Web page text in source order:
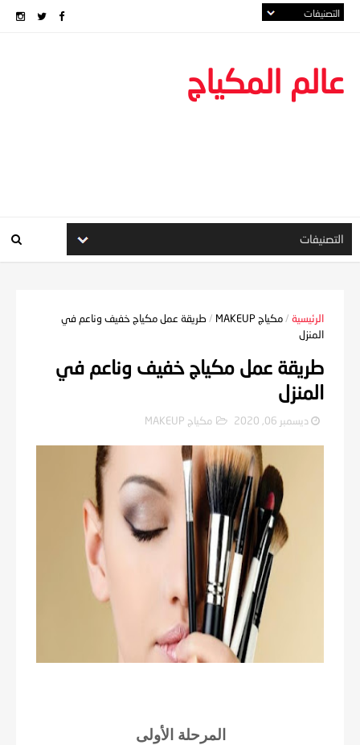
عالم المكياج
الرئيسية / مكياج MAKEUP / طريقة عمل مكياج خفيف وناعم في
المنزل
طريقة عمل مكياج خفيف وناعم في
المنزل
ديسمبر 06, 2020 مكياج MAKEUP
المرحلة الأولى